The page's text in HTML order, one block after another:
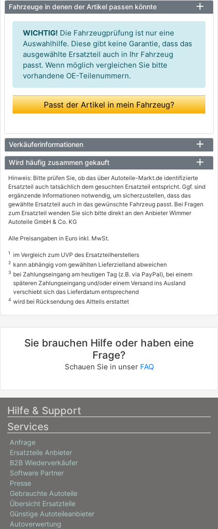
Fahrzeuge in denen der Artikel passen könnte
WICHTIG! Die Fahrzeugprüfung ist nur eine
Auswahlhilfe. Diese gibt keine Garantie, dass das
ausgewählte Ersatzteil auch in Ihr Fahrzeug
passt. Wenn möglich vergleichen Sie bitte
vorhandene OE-Teilenummern.
Passt der Artikel in mein Fahrzeug?
Verkäuferinformationen
Wird häufig zusammen gekauft
Hinweis: Bitte prüfen Sie, ob das über Autoteile-Markt.de identifizierte
Ersatzteil auch tatsächlich dem gesuchten Ersatzteil entspricht. Ggf. sind
ergänzende Informationen notwendig, um sicherzustellen, dass das
gewählte Ersatzteil auch in das gewünschte Fahrzeug passt. Bei Fragen
zum Ersatzteil wenden Sie sich bitte direkt an den Anbieter Wimmer
Autoteile GmbH & Co. KG
Alle Preisangaben in Euro inkl. MwSt.
1 im Vergleich zum UVP des Ersatzteilherstellers
2 kann abhängig vom gewählten Lieferzielland abweichen
3 bei Zahlungseingang am heutigen Tag (z.B. via PayPal), bei einem
späteren Zahlungseingang und/oder einem Versand ins Ausland
verschiebt sich das Lieferdatum entsprechend
4 wird bei Rücksendung des Altteils erstattet
Sie brauchen Hilfe oder haben eine
Frage?
Schauen Sie in unser FAQ
Hilfe & Support
Services
Anfrage
Ersatzteile Anbieter
B2B Wiederverkäufer
Software Partner
Presse
Gebrauchte Autoteile
Übersicht Ersatzteile
Günstige Autoteileanbieter
Autoverwertung